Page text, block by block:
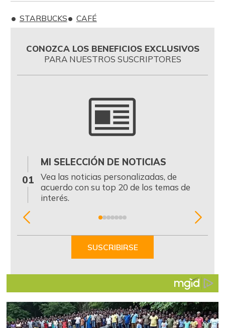
STARBUCKS CAFÉ
CONOZCA LOS BENEFICIOS EXCLUSIVOS
PARA NUESTROS SUSCRIPTORES
01
MI SELECCIÓN DE NOTICIAS
Vea las noticias personalizadas, de
acuerdo con su top 20 de los temas de
interés.
Item
SUSCRIBIRSE